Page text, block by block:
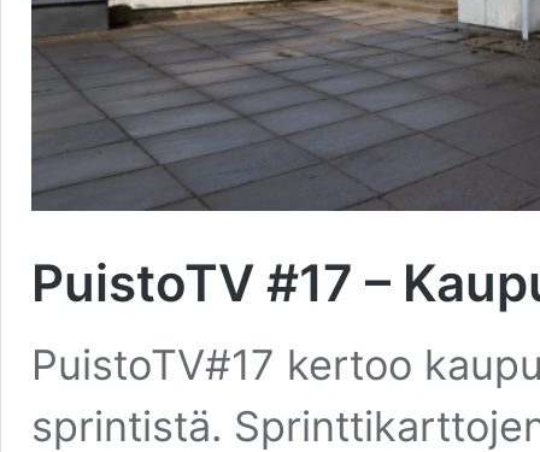
PuistoTV #17 –
PuistoTV#17 kertoo
sprintistä.